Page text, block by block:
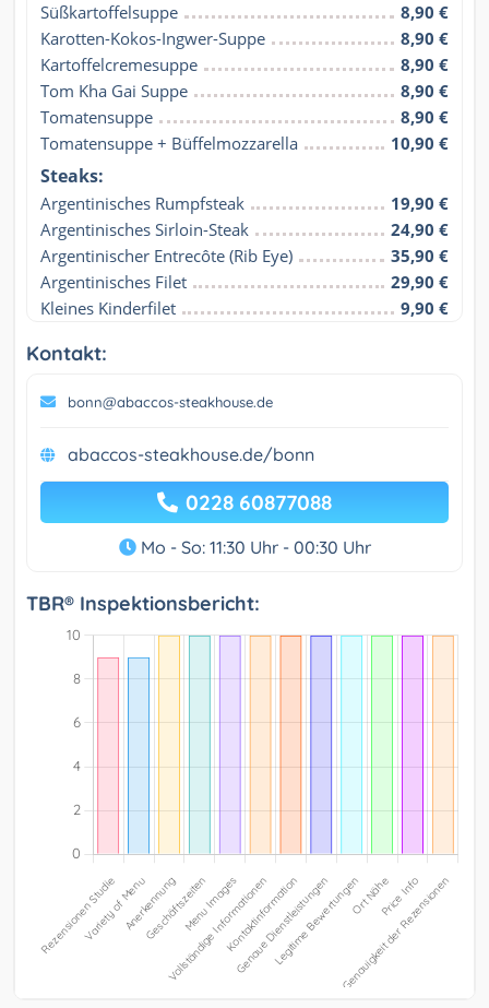
Süßkartoffelsuppe
8,90 €
Karotten-Kokos-Ingwer-Suppe
8,90 €
Kartoffelcremesuppe
8,90 €
Tom Kha Gai Suppe
8,90 €
Tomatensuppe
8,90 €
Tomatensuppe + Büffelmozzarella
10,90 €
Steaks:
Argentinisches Rumpfsteak
19,90 €
Argentinisches Sirloin-Steak
24,90 €
Argentinischer Entrecôte (Rib Eye)
35,90 €
Argentinisches Filet
29,90 €
Kleines Kinderfilet
9,90 €
Kontakt:
bonn@abaccos-steakhouse.de
abaccos-steakhouse.de/bonn
0228 60877088
Mo - So: 11:30 Uhr - 00:30 Uhr
TBR® Inspektionsbericht: